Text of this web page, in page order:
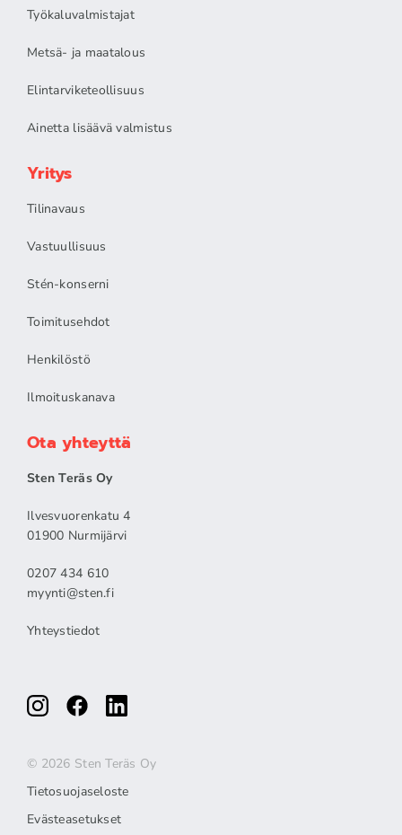
Työkaluvalmistajat
Metsä- ja maatalous
Elintarviketeollisuus
Ainetta lisäävä valmistus
Yritys
Tilinavaus
Vastuullisuus
Stén-konserni
Toimitusehdot
Henkilöstö
Ilmoituskanava
Ota yhteyttä
Sten Teräs Oy
Ilvesvuorenkatu 4
01900 Nurmijärvi
0207 434 610
myynti@sten.fi
Yhteystiedot
© 2026 Sten Teräs Oy
Tietosuojaseloste
Evästeasetukset